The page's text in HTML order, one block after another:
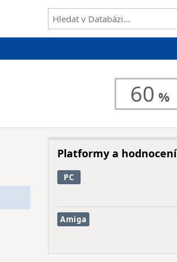
60
Platformy a hodnocení
PC
Amiga